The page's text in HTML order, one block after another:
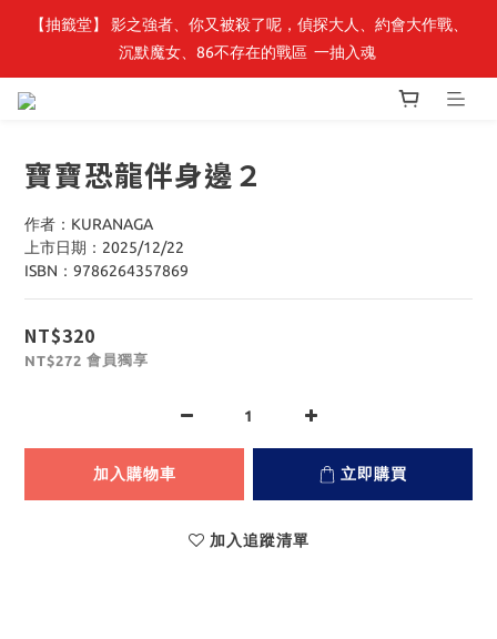
最新開賣🔥「全知讀者視角」 周邊商品
【抽籤堂】 影之強者、你又被殺了呢，偵探大人、約會大作戰、
沉默魔女、86不存在的戰區  一抽入魂
寶寶恐龍伴身邊２
作者：KURANAGA
上市日期：2025/12/22
ISBN：9786264357869
NT$320
NT$272 會員獨享
加入購物車 立即購買
加入追蹤清單